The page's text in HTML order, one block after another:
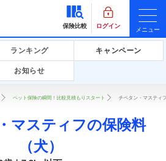
保険比較 ログイン
メニュー
ランキング キャンペーン
お知らせ
ペット保険の瞬間！比較見積もりスタート チベタン・マスティ
マスティフの保険料
（犬）